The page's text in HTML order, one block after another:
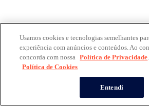
Usamos cookies e tecnologias semelhantes
experiência com anúncios e conteúdos. Ao
concorda com nossa Política de Privacidade
Política de Cookies
Entendi